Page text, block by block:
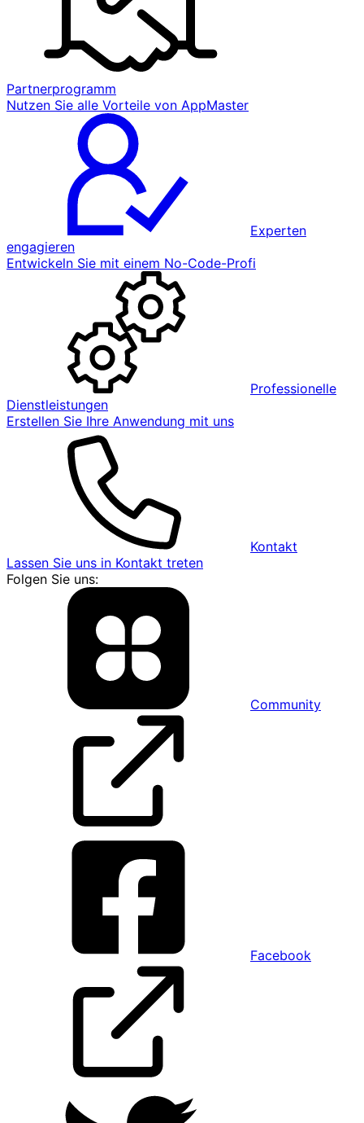
Partnerprogramm
Nutzen Sie alle Vorteile von AppMaster
Experten
engagieren
Entwickeln Sie mit einem No-Code-Profi
Professionelle
Dienstleistungen
Erstellen Sie Ihre Anwendung mit uns
Kontakt
Lassen Sie uns in Kontakt treten
Folgen Sie uns:
Community
Facebook